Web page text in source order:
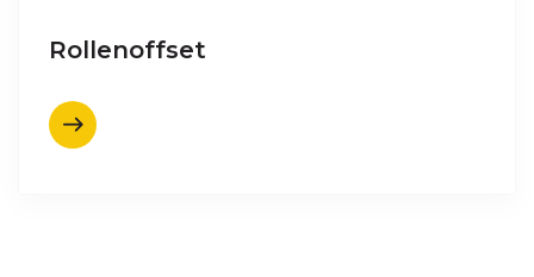
Rollenoffset